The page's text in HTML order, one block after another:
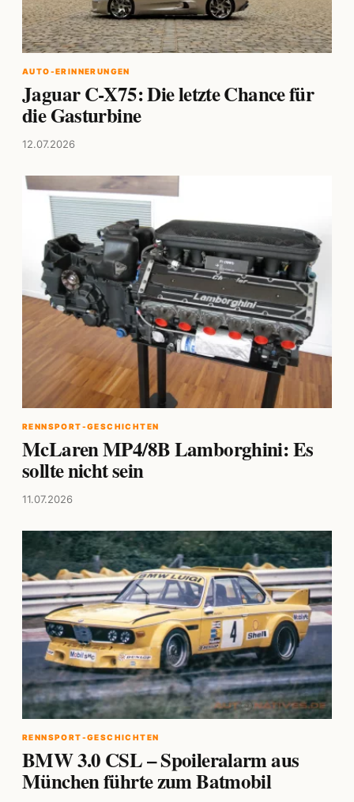
AUTO-ERINNERUNGEN
Jaguar C-X75: Die letzte Chance für
die Gasturbine
12.07.2026
RENNSPORT-GESCHICHTEN
McLaren MP4/8B Lamborghini: Es
sollte nicht sein
11.07.2026
RENNSPORT-GESCHICHTEN
BMW 3.0 CSL – Spoileralarm aus
München führte zum Batmobil